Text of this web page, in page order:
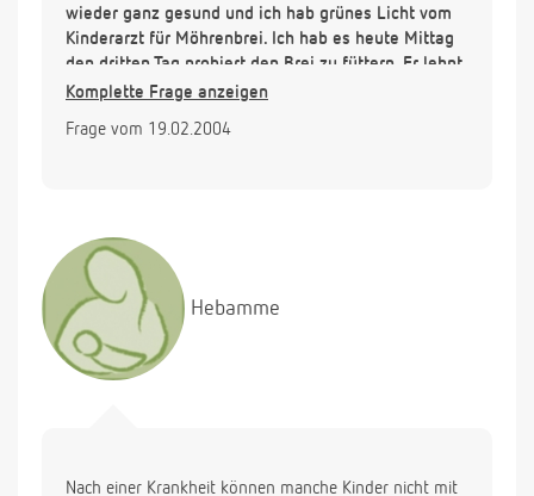
wieder ganz gesund und ich hab grünes Licht vom
Kinderarzt für Möhrenbrei. Ich hab es heute Mittag
den dritten Tag probiert den Brei zu füttern. Er lehnt
ihn total ab. Was kann das auf einmal sein und was
Komplette Frage anzeigen
Frage vom 19.02.2004
Hebamme
Nach einer Krankheit können manche Kinder nicht mit